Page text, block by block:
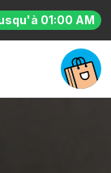
01:00 AM